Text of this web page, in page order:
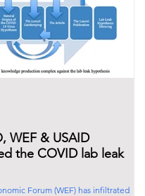
WEF & USAID
the COVID lab leak
Forum (WEF) has infiltrated